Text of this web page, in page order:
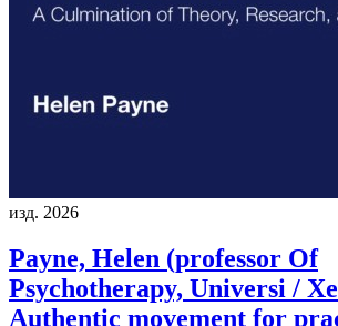
изд. 2026
Payne, Helen (professor Of
Psychotherapy, Universi /
Authentic movement for